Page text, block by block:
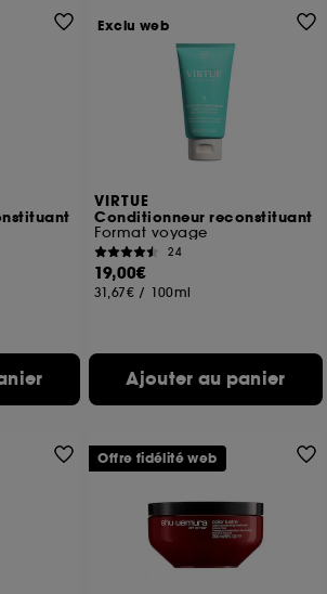
VIRTUE
Conditionneur reconstituant
Format voyage
24
19,00€
31,67€ / 100ml
Ajouter au panier
Exclu web
Offre fidélité web